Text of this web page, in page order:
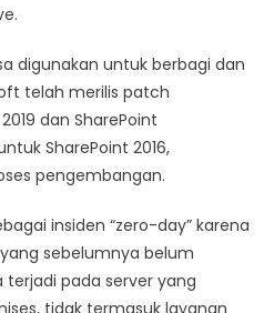
digunakan untuk berbagi dan
telah merilis patch
dan SharePoint
SharePoint 2016,
pengembangan.
insiden “zero-day” karena
sebelumnya belum
pada server yang